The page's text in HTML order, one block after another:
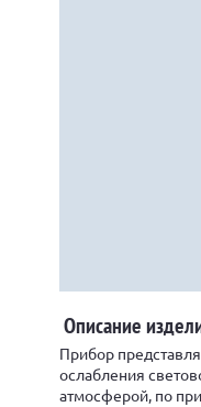
Описание
Прибор
ослабления
атмосферой, по